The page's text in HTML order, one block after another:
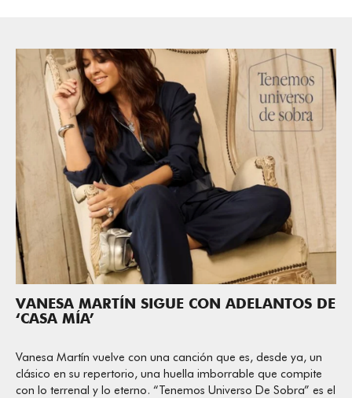
VANESA MARTÍN SIGUE CON ADELANTOS DE
‘CASA MÍA’
Vanesa Martín vuelve con una canción que es, desde ya, un
clásico en su repertorio, una huella imborrable que compite
con lo terrenal y lo eterno. “Tenemos Universo De Sobra” es el